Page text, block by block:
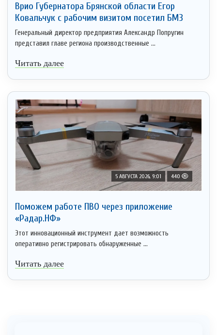
Врио Губернатора Брянской области Егор
Ковальчук с рабочим визитом посетил БМЗ
Генеральный директор предприятия Александр Попругин
представил главе региона производственные ...
Читать далее
5 АВГУСТА 2026, 9:01 440
Поможем работе ПВО через приложение
«Радар.НФ»
Этот инновационный инструмент дает возможность
оперативно регистрировать обнаруженные ...
Читать далее